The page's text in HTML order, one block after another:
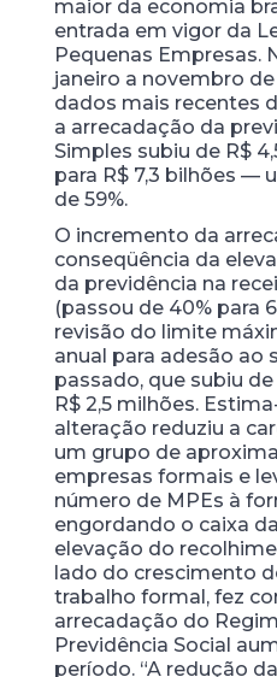
maior da economia
entrada em vigor da
Pequenas Empresas.
janeiro a novembro
dados mais recentes
a arrecadação da
Simples subiu de R$
para R$ 7,3 bilhões —
de 59%.
O incremento da
conseqüência da
da previdência na
(passou de 40% para
revisão do limite
anual para adesão ao
passado, que subiu de
R$ 2,5 milhões.
alteração reduziu a
um grupo de
empresas formais e
número de MPEs à
engordando o caixa
elevação do
lado do crescimento
trabalho formal, fez
arrecadação do
Previdência Social
período. “A redução